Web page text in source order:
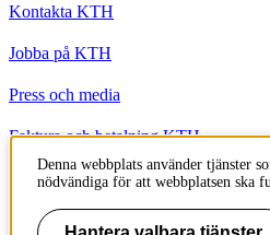
Kontakta KTH
Jobba på KTH
Press och media
Faktura och betalning KTH
Om KTH:s webbplatser
Tillgänglighetsredogörelse
Denna webbplats använder tjänster
nödvändiga för att webbplatsen ska